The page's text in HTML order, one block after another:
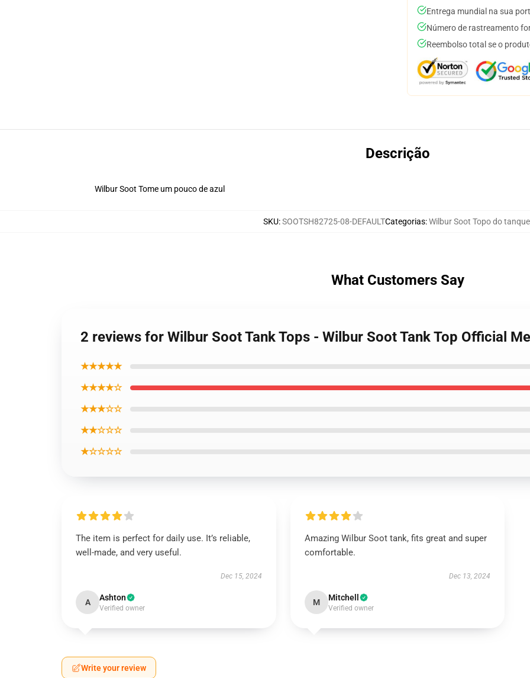
Entrega mundial na sua
Número de rastreamento
Reembolso total se o
Descrição
Wilbur Soot Tome um pouco de azul
SKU:SOOTSH82725-08-DEFAULTCategorias:Wilbur Soot Topo do tanque
What Customers Say
2 reviews for Wilbur Soot Tank Tops - Wilbur Soot Tank Top Official
★★★★★
★★★★☆
★★★☆☆
★★☆☆☆
★☆☆☆☆
The item is perfect for daily use. It’s reliable,
well-made, and very useful.
Dec 15, 2024
A Ashton
Verified owner
Amazing Wilbur Soot tank, fits great and super
comfortable.
Dec 13, 2024
M Mitchell
Verified owner
Write your review